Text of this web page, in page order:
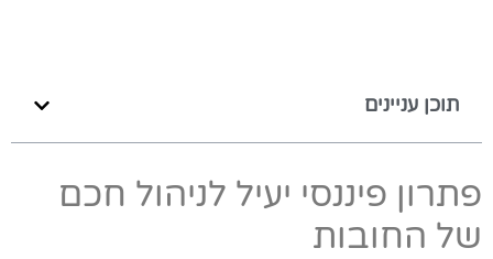
תוכן עניינים
פתרון פיננסי יעיל לניהול חכם
של החובות